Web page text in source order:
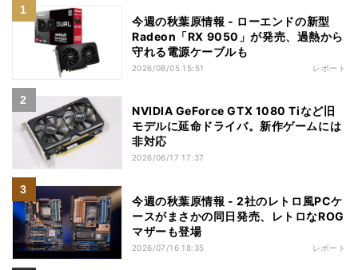
今週の秋葉原情報 - ローエンドの新型
Radeon「RX 9050」が発売、過熱から
守れる電源ケーブルも
2026/08/05 15:51 レポート
NVIDIA GeForce GTX 1080 Tiなど旧
モデルに延命ドライバ。新作ゲームには
非対応
2026/06/17 17:37
今週の秋葉原情報 - 2社のレトロ風PCケ
ースがまさかの同日発売、レトロなROG
マザーも登場
2026/07/16 18:35 レポート